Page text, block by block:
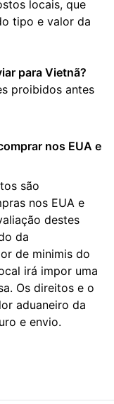
locais, que
tipo e valor da
para Vietnã?
proibidos antes
nos EUA e
são
nos EUA e
destes
da
de minimis do
irá impor uma
Os direitos e o
aduaneiro da
e envio.